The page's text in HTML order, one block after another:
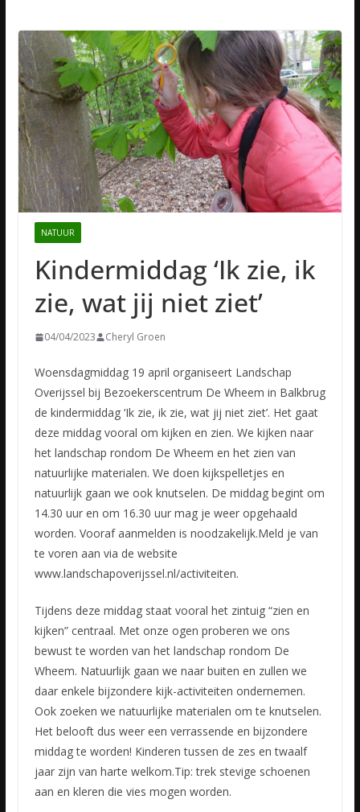
NATUUR
Kindermiddag ‘Ik zie, ik
zie, wat jij niet ziet’
04/04/2023 Cheryl Groen
Woensdagmiddag 19 april organiseert Landschap
Overijssel bij Bezoekerscentrum De Wheem in Balkbrug
de kindermiddag ‘Ik zie, ik zie, wat jij niet ziet’. Het gaat
deze middag vooral om kijken en zien. We kijken naar
het landschap rondom De Wheem en het zien van
natuurlijke materialen. We doen kijkspelletjes en
natuurlijk gaan we ook knutselen. De middag begint om
14.30 uur en om 16.30 uur mag je weer opgehaald
worden. Vooraf aanmelden is noodzakelijk.Meld je van
te voren aan via de website
www.landschapoverijssel.nl/activiteiten.
Tijdens deze middag staat vooral het zintuig “zien en
kijken” centraal. Met onze ogen proberen we ons
bewust te worden van het landschap rondom De
Wheem. Natuurlijk gaan we naar buiten en zullen we
daar enkele bijzondere kijk-activiteiten ondernemen.
Ook zoeken we natuurlijke materialen om te knutselen.
Het belooft dus weer een verrassende en bijzondere
middag te worden! Kinderen tussen de zes en twaalf
jaar zijn van harte welkom.Tip: trek stevige schoenen
aan en kleren die vies mogen worden.